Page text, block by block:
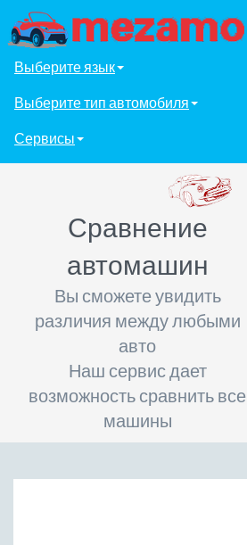
Выберите язык
Выберите тип автомобиля
Сервисы
Сравнение
автомашин
Вы сможете увидить
различия между любыми
авто
Наш сервис дает
возможность сравнить все
машины